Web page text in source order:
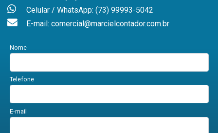
Celular / WhatsApp: (73) 99993-5042
E-mail: comercial@marcielcontador.com.br
Nome
Telefone
E-mail